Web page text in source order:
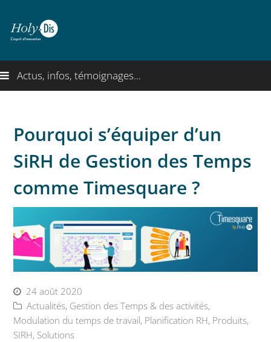
Actus, infos, témoignages...
Pourquoi s’équiper d’un
SiRH de Gestion des Temps
comme Timesquare ?
24 août 2020
Actualités, Gestion des Temps & des activités,
Modulation du temps de travail, Planification RH, Produits,
SIRH, Solutions